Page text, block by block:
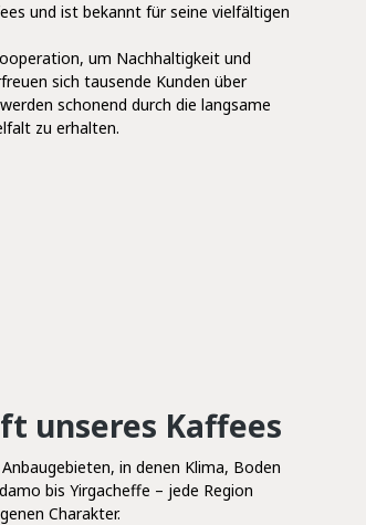
und ist bekannt für seine vielfältigen
um Nachhaltigkeit und
sich tausende Kunden über
schonend durch die langsame
zu erhalten.
unseres Kaffees
in denen Klima, Boden
bis Yirgacheffe – jede Region
Charakter.